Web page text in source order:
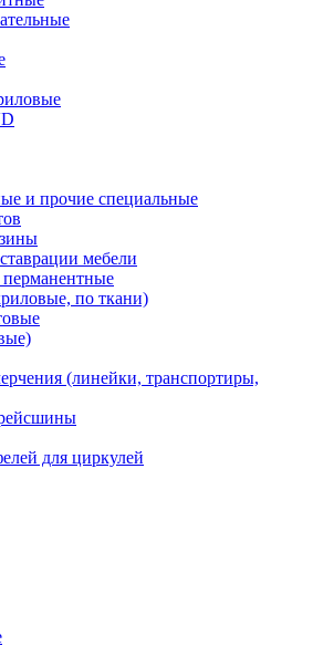
и прочие специальные
мебели
по ткани)
(линейки, транспортиры,
для циркулей